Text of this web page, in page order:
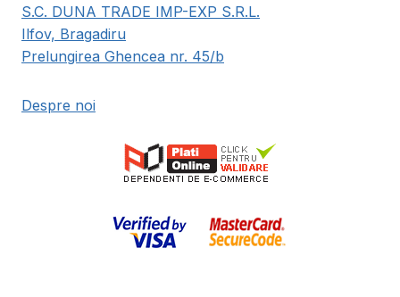
S.C. DUNA TRADE IMP-EXP S.R.L.
Ilfov, Bragadiru
Prelungirea Ghencea nr. 45/b
Despre noi